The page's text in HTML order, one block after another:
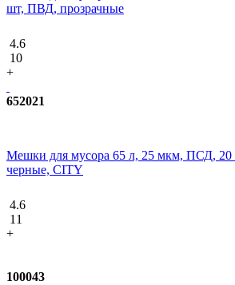
шт, ПВД, прозрачные
4.6
10
+
652021
Мешки для мусора 65 л, 25 мкм, ПСД, 20
черные, CITY
4.6
11
+
100043